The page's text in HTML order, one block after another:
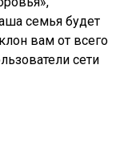
семья будет
вам от всего
сети